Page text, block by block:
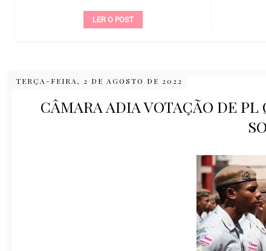
TERÇA-FEIRA, 2 DE AGOSTO DE 2022
CÂMARA ADIA VOTAÇÃO DE PL